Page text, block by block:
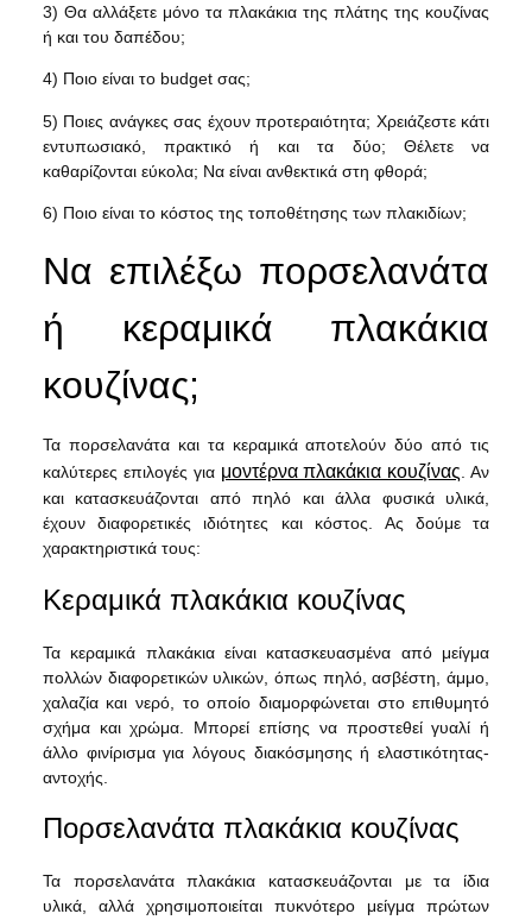
3) Θα αλλάξετε μόνο τα πλακάκια της πλάτης της κουζίνας
ή και του δαπέδου;
4) Ποιο είναι το budget σας;
5) Ποιες ανάγκες σας έχουν προτεραιότητα; Χρειάζεστε κάτι
εντυπωσιακό, πρακτικό ή και τα δύο; Θέλετε να
καθαρίζονται εύκολα; Να είναι ανθεκτικά στη φθορά;
6) Ποιο είναι το κόστος της τοποθέτησης των πλακιδίων;
Να επιλέξω πορσελανάτα
ή κεραμικά πλακάκια
κουζίνας;
Τα πορσελανάτα και τα κεραμικά αποτελούν δύο από τις
καλύτερες επιλογές για μοντέρνα πλακάκια κουζίνας. Αν
και κατασκευάζονται από πηλό και άλλα φυσικά υλικά,
έχουν διαφορετικές ιδιότητες και κόστος. Ας δούμε τα
χαρακτηριστικά τους:
Κεραμικά πλακάκια κουζίνας
Τα κεραμικά πλακάκια είναι κατασκευασμένα από μείγμα
πολλών διαφορετικών υλικών, όπως πηλό, ασβέστη, άμμο,
χαλαζία και νερό, το οποίο διαμορφώνεται στο επιθυμητό
σχήμα και χρώμα. Μπορεί επίσης να προστεθεί γυαλί ή
άλλο φινίρισμα για λόγους διακόσμησης ή ελαστικότητας-
αντοχής.
Πορσελανάτα πλακάκια κουζίνας
Τα πορσελανάτα πλακάκια κατασκευάζονται με τα ίδια
υλικά, αλλά χρησιμοποιείται πυκνότερο μείγμα πρώτων